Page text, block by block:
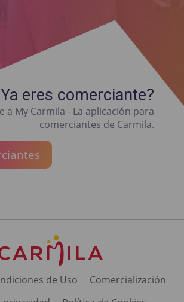
eres comerciante?
a My Carmila - La aplicación para
comerciantes de Carmila.
de Uso
Comercialización